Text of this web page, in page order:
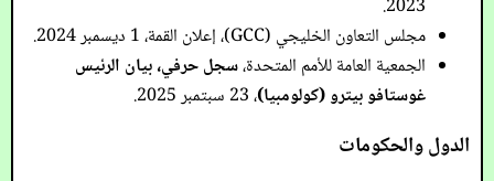
2023.
مجلس التعاون الخليجي (GCC)، إعلان القمة، 1 ديسمبر 2024.
الجمعية العامة للأمم المتحدة،سجل حرفي، بيان الرئيس
غوستافو بيترو (كولومبيا)، 23 سبتمبر 2025.
الدول والحكومات